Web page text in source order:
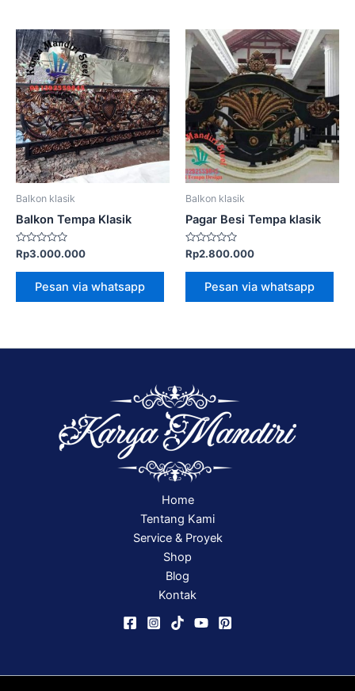
Balkon klasik
Balkon Tempa Klasik
Dinilai
0
dari
Rp3.000.000
Pesan via whatsapp
Balkon klasik
Pagar Besi Tempa klasik
Dinilai
0
dari
Rp2.800.000
Pesan via whatsapp
Home
Tentang Kami
Service & Proyek
Shop
Blog
Kontak